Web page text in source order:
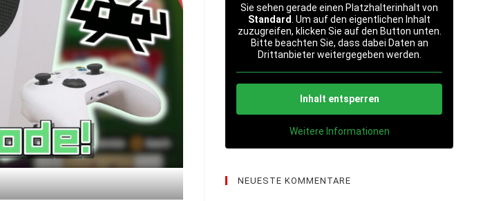
Sie sehen gerade einen Platzhalterinhalt von
Standard . Um auf den eigentlichen Inhalt
zuzugreifen, klicken Sie auf den Button unten.
Bitte beachten Sie, dass dabei Daten an
Drittanbieter weitergegeben werden.
Inhalt entsperren
Weitere Informationen
NEUESTE KOMMENTARE